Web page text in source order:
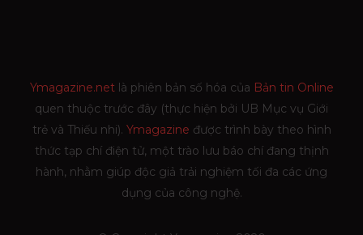
Ymagazine.netlà phiên bản số hóa của Bản tin Online
quen thuộc trước đây (thực hiện bởi UB Mục vụ Giới
trẻ và Thiếu nhi). Ymagazine được trình bày theo hình
thức tạp chí điện tử, một trào lưu báo chí đang thịnh
hành, nhằm giúp độc giả trải nghiệm tối đa các ứng
dụng của công nghệ.